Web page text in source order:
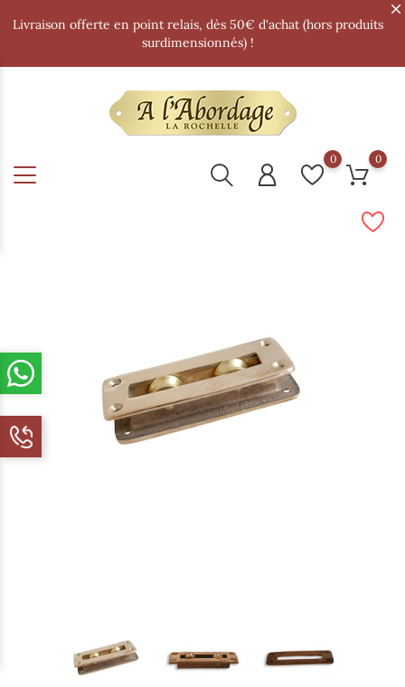
Livraison offerte en point relais, dès 50€ d'achat (hors produits
surdimensionnés) !
0 0